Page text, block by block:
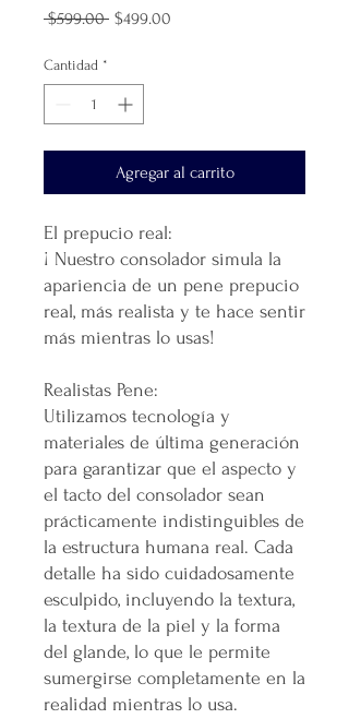
$599.00 Precio
$499.00
Cantidad *
Agregar al carrito
El prepucio real:
¡ Nuestro consolador simula la
apariencia de un pene prepucio
real, más realista y te hace sentir
más mientras lo usas!
Realistas Pene:
Utilizamos tecnología y
materiales de última generación
para garantizar que el aspecto y
el tacto del consolador sean
prácticamente indistinguibles de
la estructura humana real. Cada
detalle ha sido cuidadosamente
esculpido, incluyendo la textura,
la textura de la piel y la forma
del glande, lo que le permite
sumergirse completamente en la
realidad mientras lo usa.